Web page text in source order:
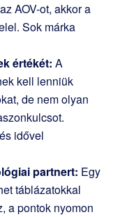
AOV-ot, akkor a
Sok márka
értékét: A
kell lenniük
de nem olyan
idővel
partnert: Egy
táblázatokkal
a pontok nyomon